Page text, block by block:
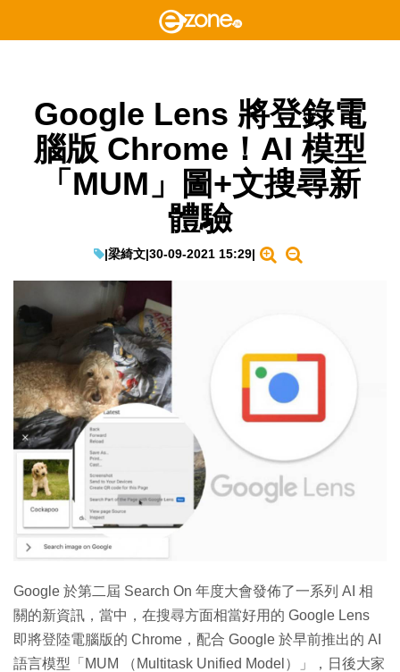
Google Lens 將登錄電
腦版 Chrome！AI 模型
「MUM」圖+文搜尋新
體驗
|梁綺文|30-09-2021 15:29|
Google 於第二屆 Search On 年度大會發佈了一系列 AI 相
關的新資訊，當中，在搜尋方面相當好用的 Google Lens
即將登陸電腦版的 Chrome，配合 Google 於早前推出的 AI
語言模型「MUM （Multitask Unified Model）」，日後大家